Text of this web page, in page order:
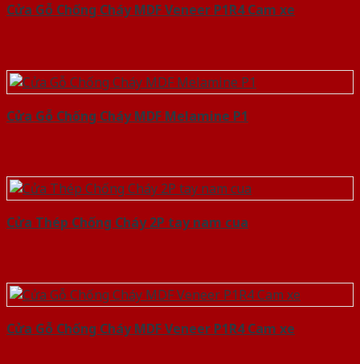
Cửa Gỗ Chống Cháy MDF Veneer P1R4 Cam xe
Cửa Gỗ Chống Cháy MDF Melamine P1
Cửa Thép Chống Cháy 2P tay nam cua
Cửa Gỗ Chống Cháy MDF Veneer P1R4 Cam xe